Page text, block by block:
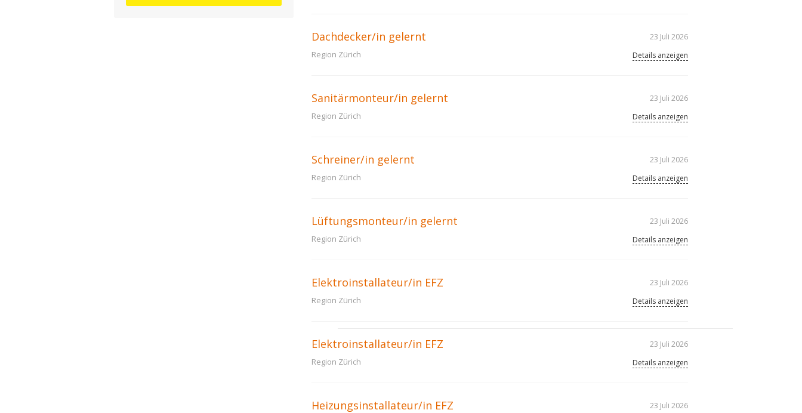
Dachdecker/in gelernt
Region Zürich
23 Juli 2026
Details anzeigen
Sanitärmonteur/in gelernt
Region Zürich
23 Juli 2026
Details anzeigen
Schreiner/in gelernt
Region Zürich
23 Juli 2026
Details anzeigen
Lüftungsmonteur/in gelernt
Region Zürich
23 Juli 2026
Details anzeigen
Elektroinstallateur/in EFZ
Region Zürich
23 Juli 2026
Details anzeigen
Elektroinstallateur/in EFZ
Region Zürich
23 Juli 2026
Details anzeigen
Heizungsinstallateur/in EFZ
23 Juli 2026